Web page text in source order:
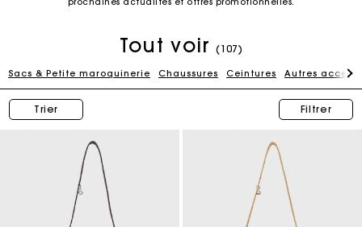
Tout voir (107)
Sacs & Petite maroquinerie Chaussures Ceintures Autres
Trier Filtrer